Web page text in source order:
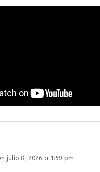
julio 8, 2026 a 1:59 pm